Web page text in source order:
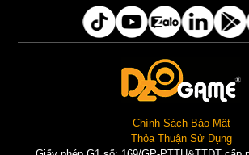
Chính Sách Bảo Mật
Thỏa Thuận Sử Dụng